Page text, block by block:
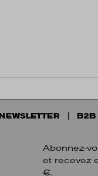
NEWSLETTER B2B
Abonnez-
et recevez
€.